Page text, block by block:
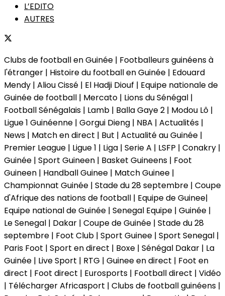
L’EDITO
AUTRES
Clubs de football en Guinée | Footballeurs guinéens à
l'étranger | Histoire du football en Guinée | Edouard
Mendy | Aliou Cissé | El Hadji Diouf | Equipe nationale de
Guinée de football | Mercato | Lions du Sénégal |
Football Sénégalais | Lamb | Balla Gaye 2 | Modou Lô |
Ligue 1 Guinéenne | Gorgui Dieng | NBA | Actualités |
News | Match en direct | But | Actualité au Guinée |
Premier League | Ligue 1 | Liga | Serie A | LSFP | Conakry |
Guinée | Sport Guineen | Basket Guineens | Foot
Guineen | Handball Guinee | Match Guinee |
Championnat Guinée | Stade du 28 septembre | Coupe
d'Afrique des nations de football | Equipe de Guinee|
Equipe national de Guinée | Senegal Equipe | Guinée |
Le Senegal | Dakar | Coupe de Guinée | Stade du 28
septembre | Foot Club | Sport Guinee | Sport Senegal |
Paris Foot | Sport en direct | Boxe | Sénégal Dakar | La
Guinée | Live Sport | RTG | Guinee en direct | Foot en
direct | Foot direct | Eurosports | Football direct | Vidéo
| Télécharger Africasport | Clubs de football guinéens |